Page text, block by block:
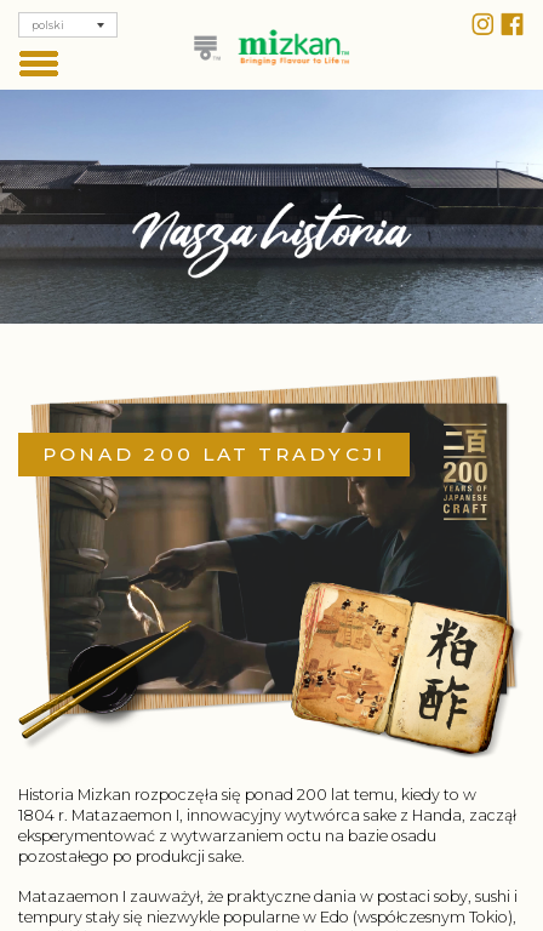
polski
PONAD 200 LAT TRADYCJI
Historia Mizkan rozpoczęła się ponad 200 lat temu, kiedy to w
1804 r. Matazaemon I, innowacyjny wytwórca sake z Handa, zaczął
eksperymentować z wytwarzaniem octu na bazie osadu
pozostałego po produkcji sake.
Matazaemon I zauważył, że praktyczne dania w postaci soby, sushi i
tempury stały się niezwykle popularne w Edo (współczesnym Tokio),